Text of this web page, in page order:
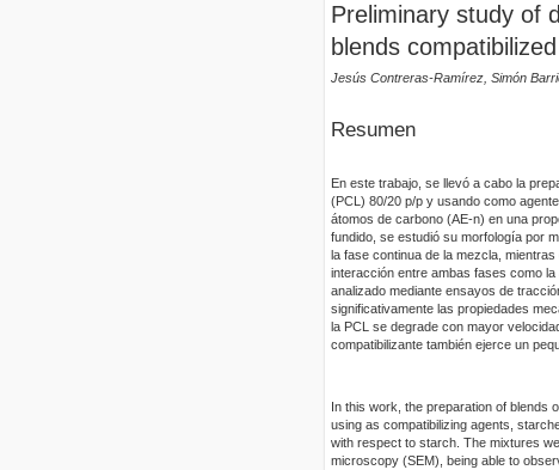
Preliminary study of
blends
Jesús Contreras-Ramírez, Simón
Resumen
En este trabajo, se llevó a cabo la
(PCL) 80/20 p/p y usando como
átomos de carbono (AE-n) en una
fundido, se estudió su morfología por
la fase continua de la mezcla,
interacción entre ambas fases como
analizado mediante ensayos de
significativamente las propiedades
la PCL se degrade con mayor
compatibilizante también ejerce un
In this work, the preparation of blends
using as compatibilizing agents,
with respect to starch. The mixtures
microscopy (SEM), being able to